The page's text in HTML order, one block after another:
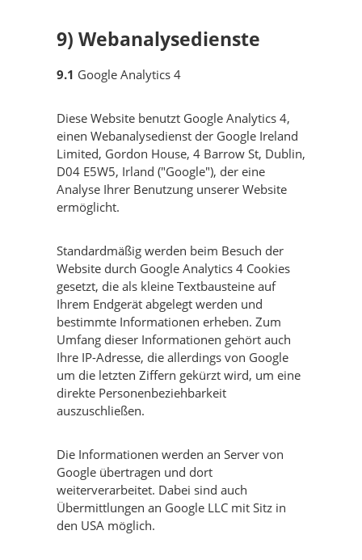
9) Webanalysedienste
9.1 Google Analytics 4
Diese Website benutzt Google Analytics 4,
einen Webanalysedienst der Google Ireland
Limited, Gordon House, 4 Barrow St, Dublin,
D04 E5W5, Irland ("Google"), der eine
Analyse Ihrer Benutzung unserer Website
ermöglicht.
Standardmäßig werden beim Besuch der
Website durch Google Analytics 4 Cookies
gesetzt, die als kleine Textbausteine auf
Ihrem Endgerät abgelegt werden und
bestimmte Informationen erheben. Zum
Umfang dieser Informationen gehört auch
Ihre IP-Adresse, die allerdings von Google
um die letzten Ziffern gekürzt wird, um eine
direkte Personenbeziehbarkeit
auszuschließen.
Die Informationen werden an Server von
Google übertragen und dort
weiterverarbeitet. Dabei sind auch
Übermittlungen an Google LLC mit Sitz in
den USA möglich.